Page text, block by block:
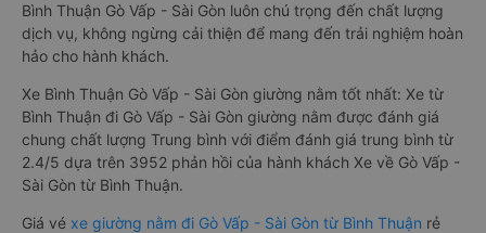
Bình Thuận Gò Vấp - Sài Gòn luôn chú trọng đến chất lượng
dịch vụ, không ngừng cải thiện để mang đến trải nghiệm hoàn
hảo cho hành khách.
Xe Bình Thuận Gò Vấp - Sài Gòn giường nằm tốt nhất: Xe từ
Bình Thuận đi Gò Vấp - Sài Gòn giường nằm được đánh giá
chung chất lượng Trung bình với điểm đánh giá trung bình từ
2.4/5 dựa trên 3952 phản hồi của hành khách Xe về Gò Vấp -
Sài Gòn từ Bình Thuận.
Giá vé xe giường nằm đi Gò Vấp - Sài Gòn từ Bình Thuận rẻ